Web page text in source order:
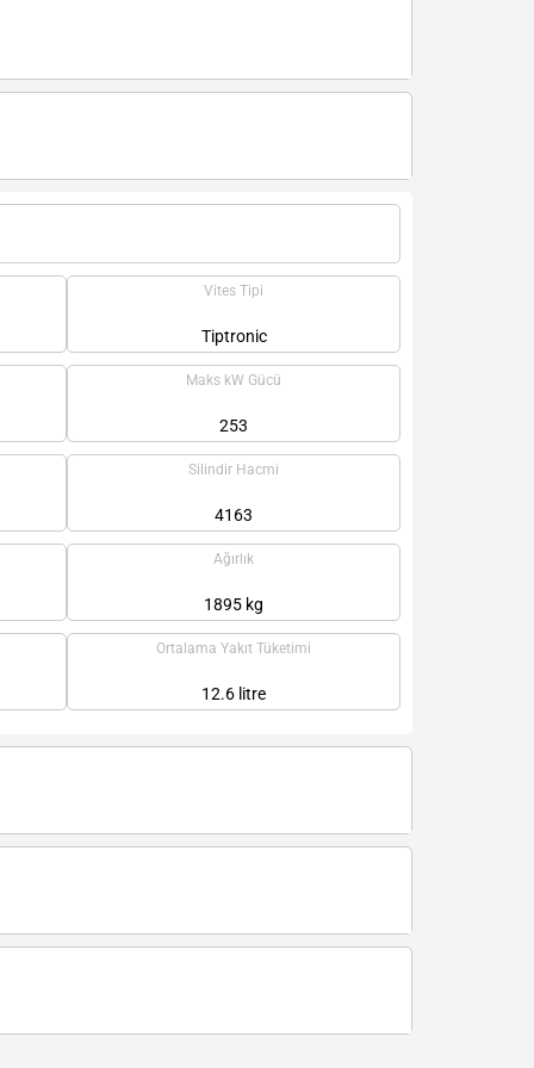
Vites Tipi
Tiptronic
Maks kW Gücü
253
Silindir Hacmi
4163
Ağırlık
1895 kg
Ortalama Yakıt Tüketimi
12.6 litre